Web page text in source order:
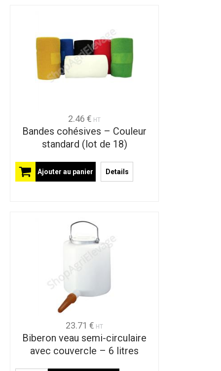
2.46 € HT
Bandes cohésives – Couleur
standard (lot de 18)
Ajouter au panier Details
23.71 € HT
Biberon veau semi-circulaire
avec couvercle – 6 litres